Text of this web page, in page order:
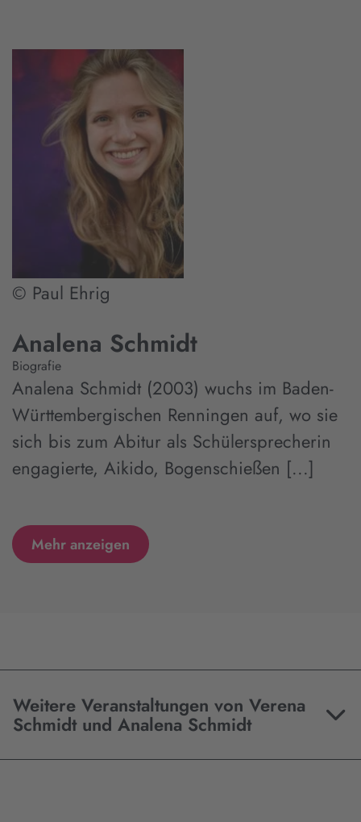
© Paul Ehrig
Analena Schmidt
Biografie
Analena Schmidt (2003) wuchs im Baden-
Württembergischen Renningen auf, wo sie
sich bis zum Abitur als Schülersprecherin
engagierte, Aikido, Bogenschießen [...]
Mehr anzeigen
Weitere Veranstaltungen von Verena
Schmidt und Analena Schmidt